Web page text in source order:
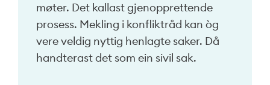
møter. Det kallast gjenopprettende
prosess. Mekling i konfliktråd kan òg
vere veldig nyttig henlagte saker. Då
handterast det som ein sivil sak.